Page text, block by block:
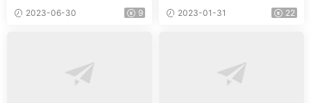
2023-06-30 9 2023-01-31 22